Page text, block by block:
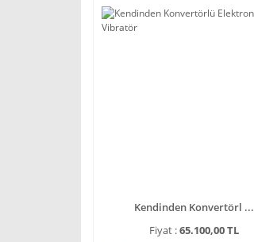
Kendinden Konvertörl ...
Fiyat :65.100,00 TL